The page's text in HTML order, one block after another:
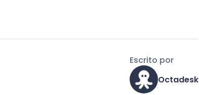
Escrito por
Octadesk